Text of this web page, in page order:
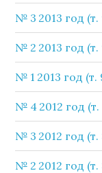
№ 3 2013 год (т.
№ 2 2013 год (т.
№ 1 2013 год (т.
№ 4 2012 год (т.
№ 3 2012 год (т.
№ 2 2012 год (т.